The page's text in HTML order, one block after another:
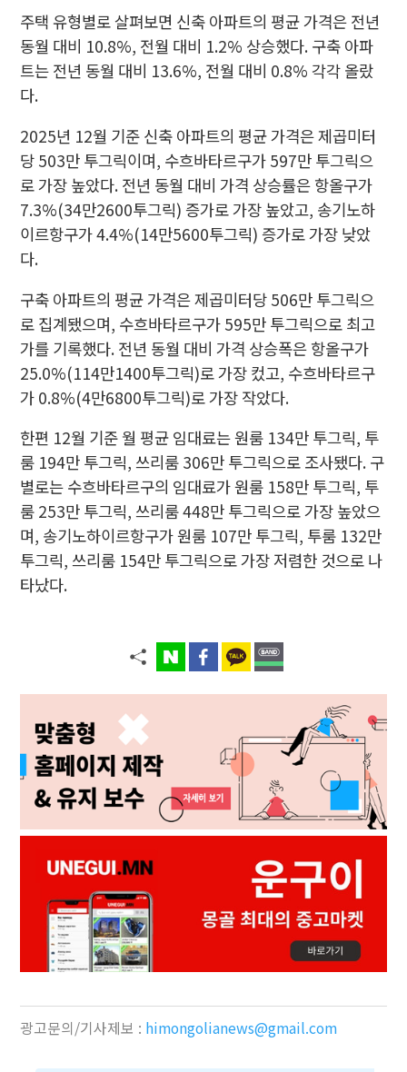
주택 유형별로 살펴보면 신축 아파트의 평균 가격은 전년
동월 대비 10.8%, 전월 대비 1.2% 상승했다. 구축 아파
트는 전년 동월 대비 13.6%, 전월 대비 0.8% 각각 올랐
다.
2025년 12월 기준 신축 아파트의 평균 가격은 제곱미터
당 503만 투그릭이며, 수흐바타르구가 597만 투그릭으
로 가장 높았다. 전년 동월 대비 가격 상승률은 항올구가
7.3%(34만2600투그릭) 증가로 가장 높았고, 송기노하
이르항구가 4.4%(14만5600투그릭) 증가로 가장 낮았
다.
구축 아파트의 평균 가격은 제곱미터당 506만 투그릭으
로 집계됐으며, 수흐바타르구가 595만 투그릭으로 최고
가를 기록했다. 전년 동월 대비 가격 상승폭은 항올구가
25.0%(114만1400투그릭)로 가장 컸고, 수흐바타르구
가 0.8%(4만6800투그릭)로 가장 작았다.
한편 12월 기준 월 평균 임대료는 원룸 134만 투그릭, 투
룸 194만 투그릭, 쓰리룸 306만 투그릭으로 조사됐다. 구
별로는 수흐바타르구의 임대료가 원룸 158만 투그릭, 투
룸 253만 투그릭, 쓰리룸 448만 투그릭으로 가장 높았으
며, 송기노하이르항구가 원룸 107만 투그릭, 투룸 132만
투그릭, 쓰리룸 154만 투그릭으로 가장 저렴한 것으로 나
타났다.
광고문의/기사제보 : himongolianews@gmail.com